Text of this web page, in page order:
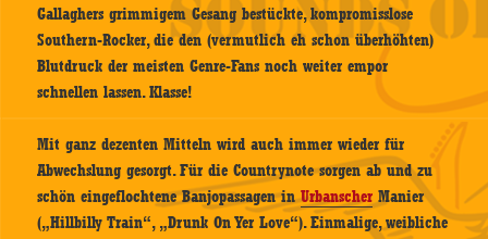
Gallaghers grimmigem Gesang bestückte, kompromisslose
Southern-Rocker, die den (vermutlich eh schon überhöhten)
Blutdruck der meisten Genre-Fans noch weiter empor
schnellen lassen. Klasse!
Mit ganz dezenten Mitteln wird auch immer wieder für
Abwechslung gesorgt. Für die Countrynote sorgen ab und zu
schön eingeflochtene Banjopassagen inUrbanscher Manier
(„Hillbilly Train“, „Drunk On Yer Love“). Einmalige, weibliche